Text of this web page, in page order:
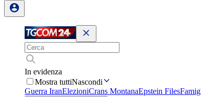
In evidenza
Mostra tuttiNascondi
Guerra IranElezioniCrans MontanaEpstein Files